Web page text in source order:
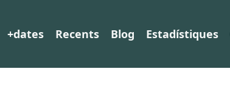
+dates Recents Blog Estadístiques